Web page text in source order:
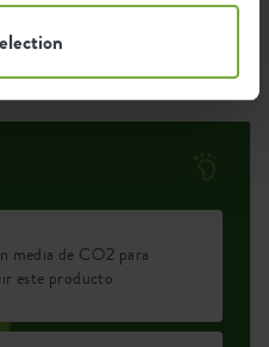
Resistente a las heladas
media de CO2 para
este producto